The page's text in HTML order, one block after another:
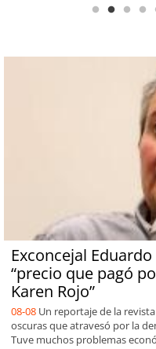
Exconcejal
“precio que pagó
Karen Rojo”
08-08 Un reportaje de la
oscuras que atravesó por la
Tuve muchos problemas